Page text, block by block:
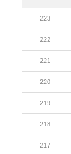
223
222
221
220
219
218
217